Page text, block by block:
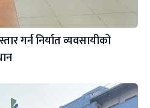
गर्न निर्यात व्यवसायीको